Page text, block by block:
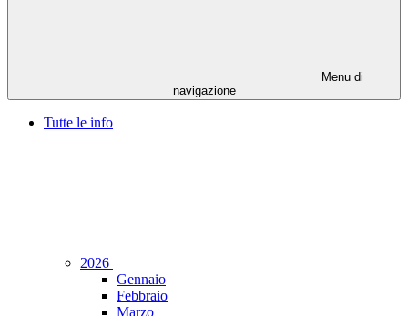
Menu di
navigazione
Tutte le info
2026
Gennaio
Febbraio
Marzo